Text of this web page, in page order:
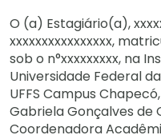
O (a) Estagiário(a),
xxxxxxxxxxxxxxxx,
sob o n°xxxxxxxxx, na
Universidade Federal
UFFS Campus
Gabriela Gonçalves de
Coordenadora